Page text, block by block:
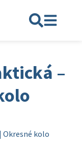
–
Okresné kolo